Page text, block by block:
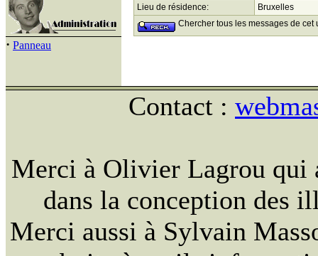
· Panneau
Lieu de résidence:
Bruxelles
Chercher tous les messages de cet
Contact :
Merci à Olivier Lagrou qui
dans la conception des
Merci aussi à Sylvain